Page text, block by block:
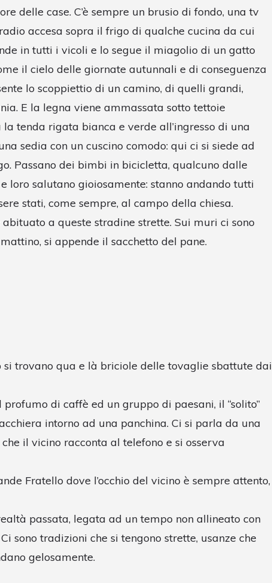
delle case. C’è sempre un brusio di fondo, una tv
accesa sopra il frigo di qualche cucina da cui
in tutti i vicoli e lo segue il miagolio di un gatto
il cielo delle giornate autunnali e di conseguenza
lo scoppiettio di un camino, di quelli grandi,
E la legna viene ammassata sotto tettoie
tenda rigata bianca e verde all’ingresso di una
sedia con un cuscino comodo: qui ci si siede ad
Passano dei bimbi in bicicletta, qualcuno dalle
loro salutano gioiosamente: stanno andando tutti
stati, come sempre, al campo della chiesa.
a queste stradine strette. Sui muri ci sono
si appende il sacchetto del pane.
si trovano qua e là briciole delle tovaglie sbattute dai
di caffè ed un gruppo di paesani, il “solito”
intorno ad una panchina. Ci si parla da una
il vicino racconta al telefono e si osserva
Fratello dove l’occhio del vicino è sempre attento,
passata, legata ad un tempo non allineato con
sono tradizioni che si tengono strette, usanze che
gelosamente.